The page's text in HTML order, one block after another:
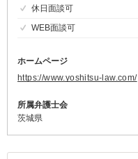
休日面談可
WEB面談可
ホームページ
https://www.yoshitsu-law.com/
所属弁護士会
茨城県